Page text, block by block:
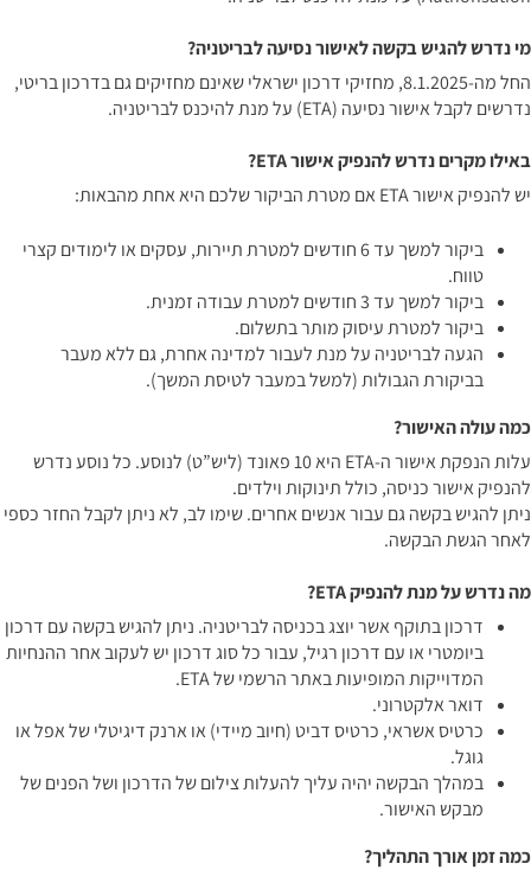
מי נדרש להגיש בקשה לאישור נסיעה לבריטניה?
החל מה-8.1.2025, מחזיקי דרכון ישראלי שאינם מחזיקים גם בדרכון בריטי,
נדרשים לקבל אישור נסיעה (ETA) על מנת להיכנס לבריטניה.
באילו מקרים נדרש להנפיק אישור ETA?
יש להנפיק אישור ETA אם מטרת הביקור שלכם היא אחת מהבאות:
ביקור למשך עד 6 חודשים למטרת תיירות, עסקים או לימודים קצרי
טווח.
ביקור למשך עד 3 חודשים למטרת עבודה זמנית.
ביקור למטרת עיסוק מותר בתשלום.
הגעה לבריטניה על מנת לעבור למדינה אחרת, גם ללא מעבר
בביקורת הגבולות (למשל במעבר לטיסת המשך).
כמה עולה האישור?
עלות הנפקת אישור ה-ETA היא 10 פאונד (ליש”ט) לנוסע. כל נוסע נדרש
להנפיק אישור כניסה, כולל תינוקות וילדים.
ניתן להגיש בקשה גם עבור אנשים אחרים. שימו לב, לא ניתן לקבל החזר כספי
לאחר הגשת הבקשה.
מה נדרש על מנת להנפיק ETA?
דרכון בתוקף אשר יוצג בכניסה לבריטניה. ניתן להגיש בקשה עם דרכון
ביומטרי או עם דרכון רגיל, עבור כל סוג דרכון יש לעקוב אחר ההנחיות
המדוייקות המופיעותבאתר הרשמי של ETA
.
דואר אלקטרוני.
כרטיס אשראי, כרטיס דביט (חיוב מיידי) או ארנק דיגיטלי של אפל או
גוגל.
במהלך הבקשה יהיה עליך להעלות צילום של הדרכון ושל הפנים של
מבקש האישור.
כמה זמן אורך התהליך?